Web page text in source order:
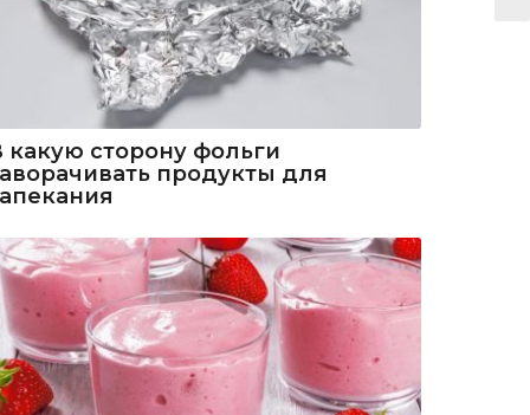
какую сторону фольги
продукты для